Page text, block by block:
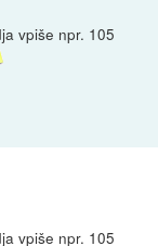
vpiše npr. 105
vpiše npr. 105